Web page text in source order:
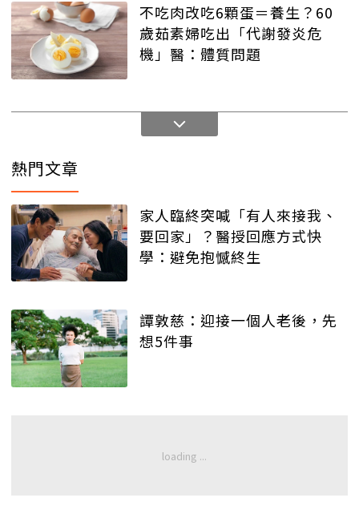
不吃肉改吃6顆蛋＝養生？60
歲茹素婦吃出「代謝發炎危
機」醫：體質問題
熱門文章
家人臨終突喊「有人來接我、
要回家」？醫授回應方式快
學：避免抱憾終生
譚敦慈：迎接一個人老後，先
想5件事